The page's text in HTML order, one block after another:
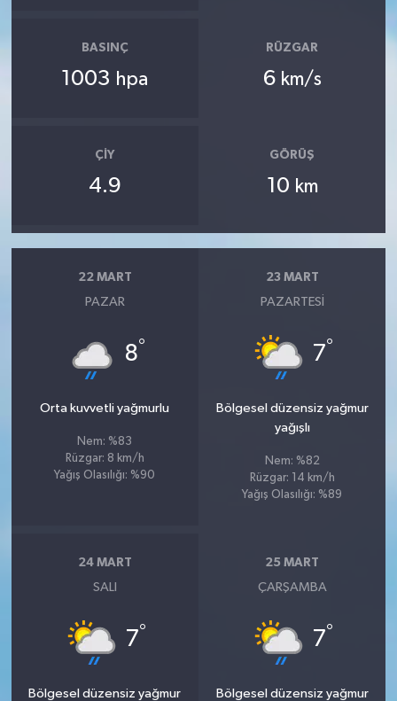
BASINÇ
1003 hpa
RÜZGAR
6 km/s
ÇIY
4.9
GÖRÜŞ
10 km
22 MART
PAZAR
8°
Orta kuvvetli yağmurlu
Nem: %83
Rüzgar: 8 km/h
Yağış Olasılığı: %90
23 MART
PAZARTESI
7°
Bölgesel düzensiz yağmur
yağışlı
Nem: %82
Rüzgar: 14 km/h
Yağış Olasılığı: %89
24 MART
SALI
7°
Bölgesel düzensiz yağmur
25 MART
ÇARŞAMBA
7°
Bölgesel düzensiz yağmur